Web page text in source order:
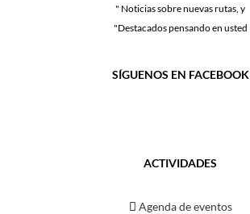
" Noticias sobre nuevas rutas, y
"Destacados pensando en usted
SÍGUENOS EN FACEBOOK
ACTIVIDADES
Agenda de eventos